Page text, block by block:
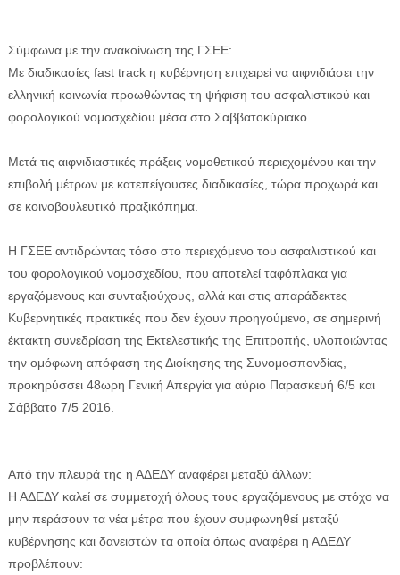
ΕΦΗΜΕΡΙΔΑ Η ΠΑΡΓΑ
ΠΛΗΡΟΦΟΡΙΕΣ
Σύμφωνα με την ανακοίνωση της ΓΣΕΕ:
Με διαδικασίες fast track η κυβέρνηση επιχειρεί να αιφνιδιάσει την
ελληνική κοινωνία προωθώντας τη ψήφιση του ασφαλιστικού και
φορολογικού νομοσχεδίου μέσα στο Σαββατοκύριακο.
Mετά τις αιφνιδιαστικές πράξεις νομοθετικού περιεχομένου και την
επιβολή μέτρων με κατεπείγουσες διαδικασίες, τώρα προχωρά και
σε κοινοβουλευτικό πραξικόπημα.
H ΓΣΕΕ αντιδρώντας τόσο στο περιεχόμενο του ασφαλιστικού και
του φορολογικού νομοσχεδίου, που αποτελεί ταφόπλακα για
εργαζόμενους και συνταξιούχους, αλλά και στις απαράδεκτες
Κυβερνητικές πρακτικές που δεν έχουν προηγούμενο, σε σημερινή
έκτακτη συνεδρίαση της Εκτελεστικής της Επιτροπής, υλοποιώντας
την ομόφωνη απόφαση της Διοίκησης της Συνομοσπονδίας,
προκηρύσσει 48ωρη Γενική Απεργία για αύριο Παρασκευή 6/5 και
Σάββατο 7/5 2016.
Από την πλευρά της η ΑΔΕΔΥ αναφέρει μεταξύ άλλων:
Η ΑΔΕΔΥ καλεί σε συμμετοχή όλους τους εργαζόμενους με στόχο να
μην περάσουν τα νέα μέτρα που έχουν συμφωνηθεί μεταξύ
κυβέρνησης και δανειστών τα οποία όπως αναφέρει η ΑΔΕΔΥ
προβλέπουν: